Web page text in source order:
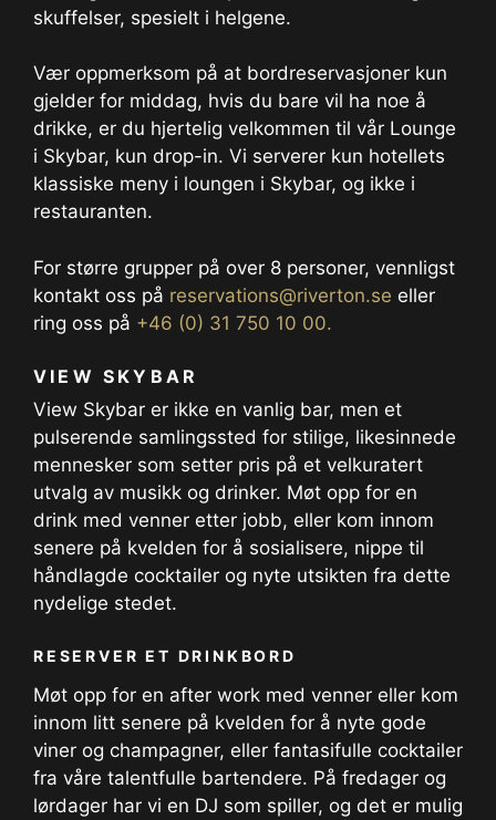
skuffelser, spesielt i helgene.
Vær oppmerksom på at bordreservasjoner kun
gjelder for middag, hvis du bare vil ha noe å
drikke, er du hjertelig velkommen til vår Lounge
i Skybar, kun drop-in. Vi serverer kun hotellets
klassiske meny i loungen i Skybar, og ikke i
restauranten.
For større grupper på over 8 personer, vennligst
kontakt oss på reservations@riverton.se eller
ring oss på +46 (0) 31 750 10 00.
VIEW SKYBAR
View Skybar er ikke en vanlig bar, men et
pulserende samlingssted for stilige, likesinnede
mennesker som setter pris på et velkuratert
utvalg av musikk og drinker. Møt opp for en
drink med venner etter jobb, eller kom innom
senere på kvelden for å sosialisere, nippe til
håndlagde cocktailer og nyte utsikten fra dette
nydelige stedet.
RESERVER ET DRINKBORD
Møt opp for en after work med venner eller kom
innom litt senere på kvelden for å nyte gode
viner og champagner, eller fantasifulle cocktailer
fra våre talentfulle bartendere. På fredager og
lørdager har vi en DJ som spiller, og det er mulig